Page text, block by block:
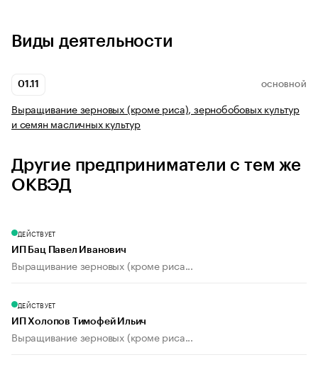
Виды деятельности
01.11 ОСНОВНОЙ
Выращивание зерновых (кроме риса), зернобобовых культур
и семян масличных культур
Другие предприниматели с тем же
ОКВЭД
ДЕЙСТВУЕТ
ИП Бац Павел Иванович
Выращивание зерновых (кроме риса...
ДЕЙСТВУЕТ
ИП Холопов Тимофей Ильич
Выращивание зерновых (кроме риса...